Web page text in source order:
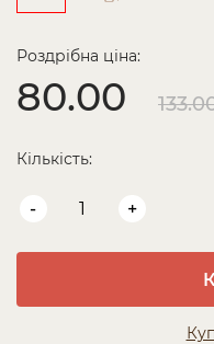
Роздрібна ціна:
80.00
Кількість:
- +